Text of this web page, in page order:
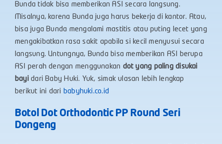
Bunda tidak bisa memberikan ASI secara langsung.
Misalnya, karena Bunda juga harus bekerja di kantor. Atau,
bisa juga Bunda mengalami mastitis atau puting lecet yang
mengakibatkan rasa sakit apabila si kecil menyusui secara
langsung. Untungnya, Bunda bisa memberikan ASI berupa
ASI perah dengan menggunakan dot yang paling disukai
bayidari Baby Huki. Yuk, simak ulasan lebih lengkap
berikut ini dari babyhuki.co.id
Botol Dot Orthodontic PP Round Seri
Dongeng